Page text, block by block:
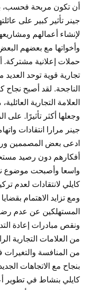
أن تكون مربحة فحسب،
جينر تأثير كبير على
لإنشاء أعمالهم
وأخواتها مع بعضهم
حملات إعلانية مشتركة.
تجارية قوية توحد
الناجحة. لقد أصبح نجاح
العلامة التجارية
وجعلها أكثر تأثيرًا. على
جينر مرارا انتقادات
ادعى بعض المصممين
أفكارهم دون رصيد
واسعا وأصبحت موضوع
كايلي لانتقادات لعدم
ومع تزايد الاهتمام
المستهلكين عن عدم
من العلامات التجارية
من المنافسة والتغيرات
بنجاح مع الاتجاهات
كايلي بنشاط في تطوير